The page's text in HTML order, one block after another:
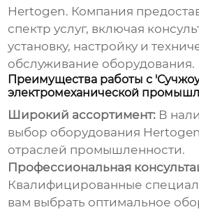
Hertogen. Компания
спектр услуг, включая
установку, настройку и
обслуживание оборудования.
Преимущества работы с
электромеханической
Широкий ассортимент: В
выбор оборудования Hertogen
отраслей промышленности.
Профессиональная
Квалифицированные
вам выбрать оптимальное